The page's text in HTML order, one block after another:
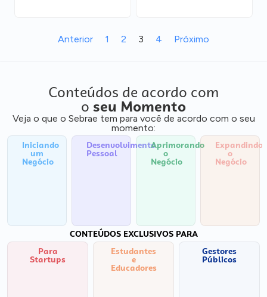
Anterior 1 2 3 4 Próximo
Conteúdos de acordo com
o seu Momento
Veja o que o Sebrae tem para você de acordo com o seu
momento:
Iniciando
um
Negócio
Desenvolvimento
Pessoal
Aprimorando
o
Negócio
Expandindo
o
Negócio
CONTEÚDOS EXCLUSIVOS PARA
Para
Startups
Estudantes
e
Educadores
Gestores
Públicos